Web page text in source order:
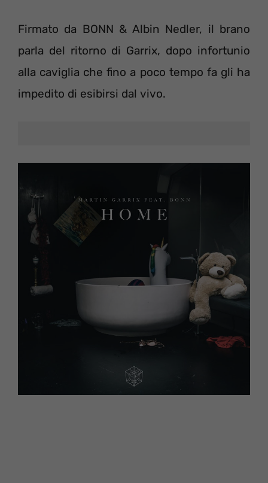
Firmato da BONN & Albin Nedler, il brano
parla del ritorno di Garrix, dopo infortunio
alla caviglia che fino a poco tempo fa gli ha
impedito di esibirsi dal vivo.